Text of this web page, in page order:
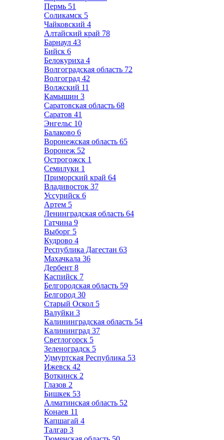
Пермь 51
Соликамск 5
Чайковский 4
Алтайский край 78
Барнаул 43
Бийск 6
Белокуриха 4
Волгоградская область 72
Волгоград 42
Волжский 11
Камышин 3
Саратовская область 68
Саратов 41
Энгельс 10
Балаково 6
Воронежская область 65
Воронеж 52
Острогожск 1
Семилуки 1
Приморский край 64
Владивосток 37
Уссурийск 6
Артем 5
Ленинградская область 64
Гатчина 9
Выборг 5
Кудрово 4
Республика Дагестан 63
Махачкала 36
Дербент 8
Каспийск 7
Белгородская область 59
Белгород 30
Старый Оскол 5
Валуйки 3
Калининградская область 54
Калининград 37
Светлогорск 5
Зеленоградск 5
Удмуртская Республика 53
Ижевск 42
Воткинск 2
Глазов 2
Бишкек 53
Алматинская область 52
Конаев 11
Капшагай 4
Талгар 3